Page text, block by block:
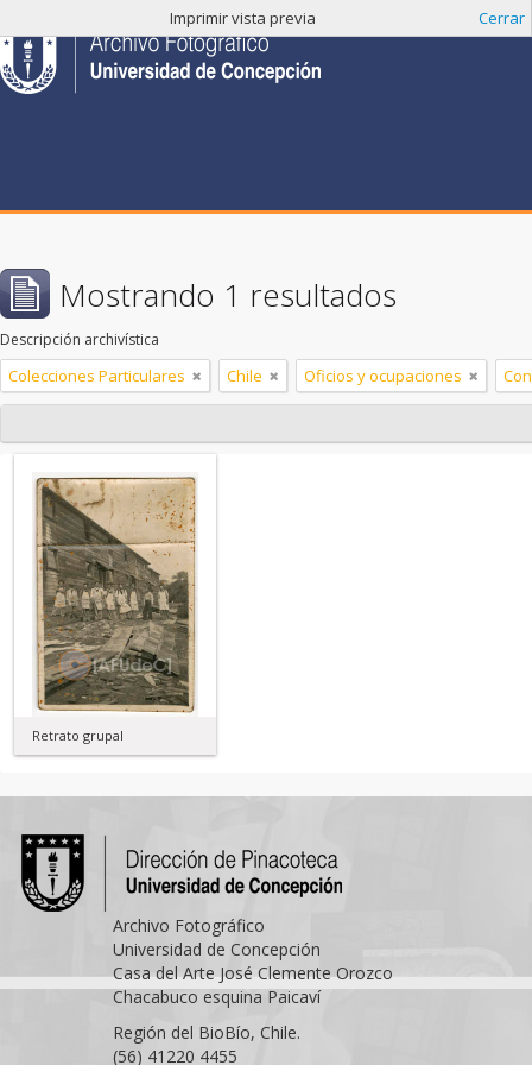
Imprimir vista previa Cerrar
Mostrando 1 resultados
Descripción archivística
Colecciones Particulares Chile Oficios y ocupaciones
Retrato grupal
Archivo Fotográfico
Universidad de Concepción
Casa del Arte José Clemente Orozco
Chacabuco esquina Paicaví
Región del BioBío, Chile.
(56) 41220 4455